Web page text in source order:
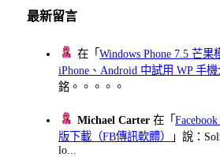
最新留言
在「Windows Phone 7.5 芒果
iPhone、Android 中試用 WP 手
銘。。。。。
Michael Carter 在「
版下載（FB傳訊軟體）
」說：
lo...